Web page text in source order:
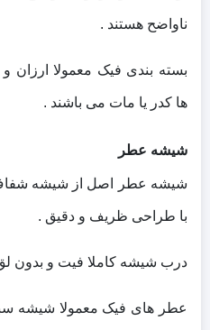
ناواضح هستند .
بسته‌ بندی فیک معمولا ارزان
ها کدر یا مات می‌ باشند .
شیشه عطر
شیشه عطر اصل از شیشه
با طراحی ظریف و دقیق .
درب شیشه کاملا فیت و بدون
عطر های فیک معمولا شیشه